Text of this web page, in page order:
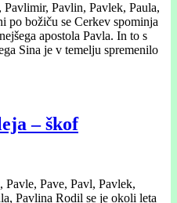
Pavlin, Pavlek, Paula,
po božiču se Cerkev spominja
apostola Pavla. In to s
Sina je v temelju spremenilo
– škof
Pave, Pavl, Pavlek,
Pavlina Rodil se je okoli leta